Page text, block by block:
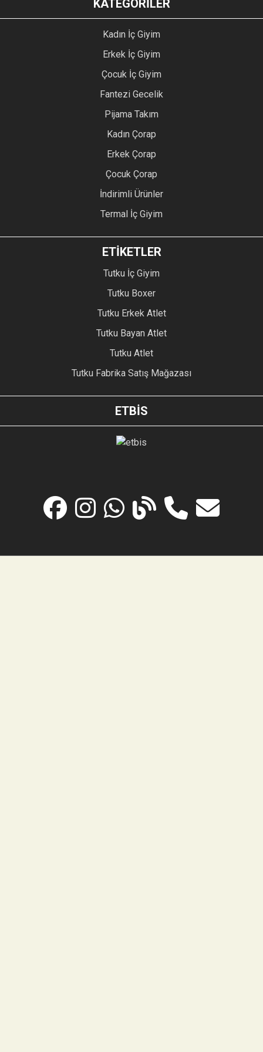
KATEGORİLER
Kadın İç Giyim
Erkek İç Giyim
Çocuk İç Giyim
Fantezi Gecelik
Pijama Takım
Kadın Çorap
Erkek Çorap
Çocuk Çorap
İndirimli Ürünler
Termal İç Giyim
ETİKETLER
Tutku İç Giyim
Tutku Boxer
Tutku Erkek Atlet
Tutku Bayan Atlet
Tutku Atlet
Tutku Fabrika Satış Mağazası
ETBİS